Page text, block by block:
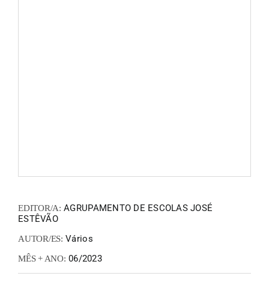
EDITOR/A: AGRUPAMENTO DE ESCOLAS JOSÉ
ESTÊVÃO
AUTOR/ES: Vários
MÊS + ANO: 06/2023